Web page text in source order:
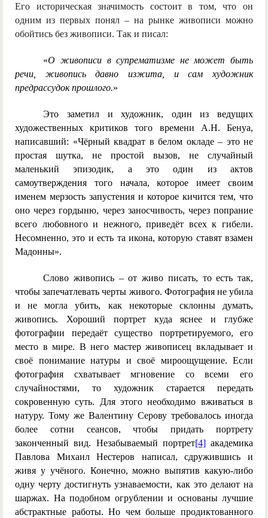
Его историческая значимость состоит в том, что он
одним из первых понял – на рынке живописи можно
обойтись без живописи. Так и писал:
«О живописи в супрематизме не может быть
речи, живопись давно изжита, и сам художник
предрассудок прошлого.»
Это заметил и художник, один из ведущих
художественных критиков того времени А.Н. Бенуа,
написавший: «Чёрный квадрат в белом окладе – это не
простая шутка, не простой вызов, не случайный
маленький эпизодик, а это один из актов
самоутверждения того начала, которое имеет своим
именем мерзость запустения и которое кичится тем, что
оно через гордыню, через заносчивость, через попрание
всего любовного и нежного, приведёт всех к гибели.
Несомненно, это и есть та икона, которую ставят взамен
Мадонны».
Слово живопись – от живо писать, то есть так,
чтобы запечатлевать черты живого. Фотография не убила
и не могла убить, как некоторые склонны думать,
живопись. Хороший портрет куда яснее и глубже
фотографии передаёт существо портретируемого, его
место в мире. В него мастер живописец вкладывает и
своё понимание натуры и своё мироощущение. Если
фотография схватывает мгновение со всеми его
случайностями, то художник старается передать
сокровенную суть. Для этого необходимо вживаться в
натуру. Тому же Валентину Серову требовалось иногда
более сотни сеансов, чтобы придать портрету
законченный вид. Незабываемый портрет[4]академика
Павлова Михаил Нестеров написал, сдружившись и
живя у учёного. Конечно, можно выпятив какую-либо
одну черту достигнуть узнаваемости, как это делают на
шаржах. На подобном огрублении и основаны лучшие
абстрактные работы. Но чем больше продиктованного